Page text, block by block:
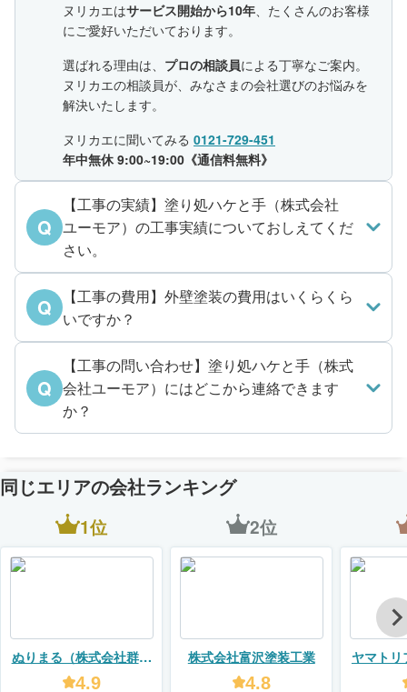
ヌリカエはサービス開始から10年、たくさんのお客様
にご愛好いただいております。
選ばれる理由は、 プロの相談員による丁寧なご案内。
ヌリカエの相談員が、みなさまの会社選びのお悩みを
解決いたします。
ヌリカエに聞いてみる 0121-729-451
年中無休 9:00~19:00《通信料無料》
Q
【工事の実績】塗り処ハケと手（株式会社
ユーモア）の工事実績についておしえてくだ
さい。
Q
【工事の費用】外壁塗装の費用はいくらくら
いですか？
Q
【工事の問い合わせ】塗り処ハケと手（株式
会社ユーモア）にはどこから連絡できます
か？
同じエリアの会社ランキング
1位
ぬりまる（株式会社群馬
住宅センター）
4.9
2位
株式会社富沢塗装工業
4.8
ヤマト